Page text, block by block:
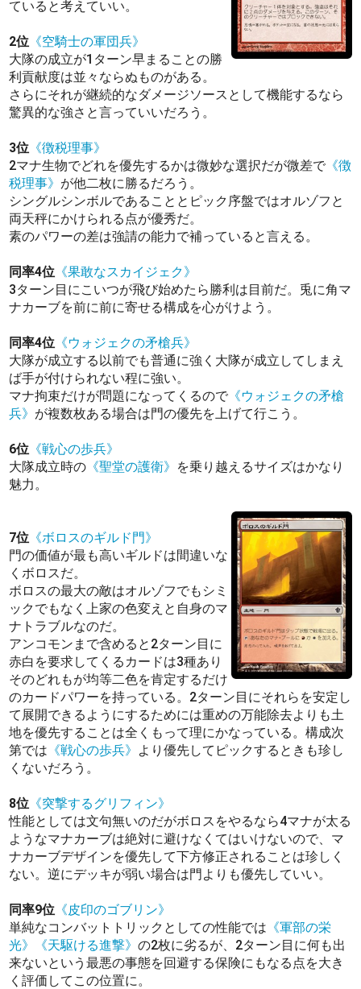
ていると考えていい。
2位 《空騎士の軍団兵》
大隊の成立が1ターン早まることの勝
利貢献度は並々ならぬものがある。
さらにそれが継続的なダメージソースとして機能するなら
驚異的な強さと言っていいだろう。
3位 《徴税理事》
2マナ生物でどれを優先するかは微妙な選択だが微差で 《徴
税理事》 が他二枚に勝るだろう。
シングルシンボルであることとピック序盤ではオルゾフと
両天秤にかけられる点が優秀だ。
素のパワーの差は強請の能力で補っていると言える。
同率4位 《果敢なスカイジェク》
3ターン目にこいつが飛び始めたら勝利は目前だ。兎に角マ
ナカーブを前に前に寄せる構成を心がけよう。
同率4位 《ウォジェクの矛槍兵》
大隊が成立する以前でも普通に強く大隊が成立してしまえ
ば手が付けられない程に強い。
マナ拘束だけが問題になってくるので 《ウォジェクの矛槍
兵》 が複数枚ある場合は門の優先を上げて行こう。
6位 《戦心の歩兵》
大隊成立時の 《聖堂の護衛》 を乗り越えるサイズはかなり
魅力。
7位 《ボロスのギルド門》
門の価値が最も高いギルドは間違いな
くボロスだ。
ボロスの最大の敵はオルゾフでもシミ
ックでもなく上家の色変えと自身のマ
ナトラブルなのだ。
アンコモンまで含めると2ターン目に
赤白を要求してくるカードは3種あり
そのどれもが均等二色を肯定するだけ
のカードパワーを持っている。2ターン目にそれらを安定し
て展開できるようにするためには重めの万能除去よりも土
地を優先することは全くもって理にかなっている。構成次
第では 《戦心の歩兵》 より優先してピックするときも珍し
くないだろう。
8位 《突撃するグリフィン》
性能としては文句無いのだがボロスをやるなら4マナが太る
ようなマナカーブは絶対に避けなくてはいけないので、マ
ナカーブデザインを優先して下方修正されることは珍しく
ない。逆にデッキが弱い場合は門よりも優先していい。
同率9位 《皮印のゴブリン》
単純なコンバットトリックとしての性能では 《軍部の栄
光》
《天駆ける進撃》の2枚に劣るが、2ターン目に何も出
来ないという最悪の事態を回避する保険にもなる点を大き
く評価してこの位置に。